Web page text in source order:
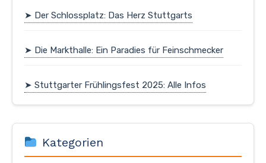
➤ Der Schlossplatz: Das Herz Stuttgarts
➤ Die Markthalle: Ein Paradies für Feinschmecker
➤ Stuttgarter Frühlingsfest 2025: Alle Infos
Kategorien